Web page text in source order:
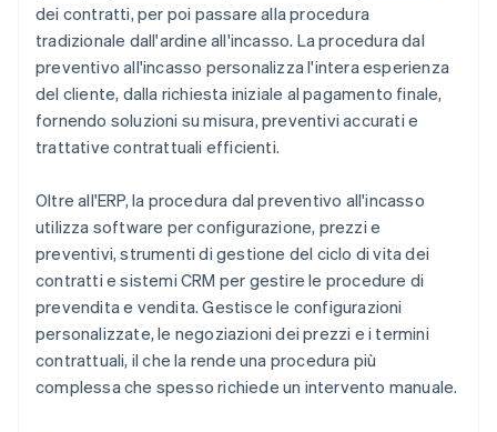
dei contratti, per poi passare alla procedura
tradizionale dall'ardine all'incasso. La procedura dal
preventivo all'incasso personalizza l'intera esperienza
del cliente, dalla richiesta iniziale al pagamento finale,
fornendo soluzioni su misura, preventivi accurati e
trattative contrattuali efficienti.
Oltre all'ERP, la procedura dal preventivo all'incasso
utilizza software per configurazione, prezzi e
preventivi, strumenti di gestione del ciclo di vita dei
contratti e sistemi CRM per gestire le procedure di
prevendita e vendita. Gestisce le configurazioni
personalizzate, le negoziazioni dei prezzi e i termini
contrattuali, il che la rende una procedura più
complessa che spesso richiede un intervento manuale.